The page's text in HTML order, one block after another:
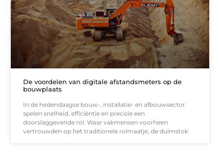
De voordelen van digitale afstandsmeters op de
bouwplaats
In de hedendaagse bouw-, installatie- en afbouwsector
spelen snelheid, efficiëntie en precisie een
doorslaggevende rol. Waar vakmensen voorheen
vertrouwden op het traditionele rolmaatje, de duimstok